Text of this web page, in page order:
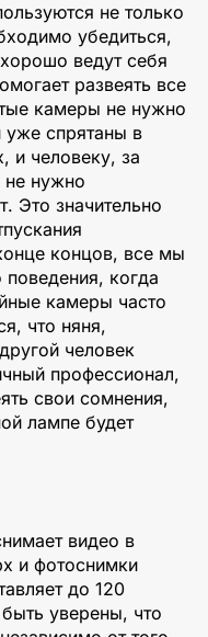
не только
убедиться,
ведут себя
развеять все
камеры не нужно
уже спрятаны в
и человеку, за
не нужно
Это значительно
концов, все мы
когда
камеры часто
что няня,
человек
профессионал,
свои сомнения,
лампе будет
видео в
и фотоснимки
до 120
уверены, что